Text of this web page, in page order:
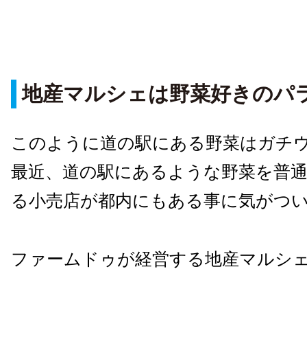
地産マルシェは野菜好きのパ
このように道の駅にある野菜はガチ
最近、道の駅にあるような野菜を普
る小売店が都内にもある事に気がつ
ファームドゥが経営する地産マルシ